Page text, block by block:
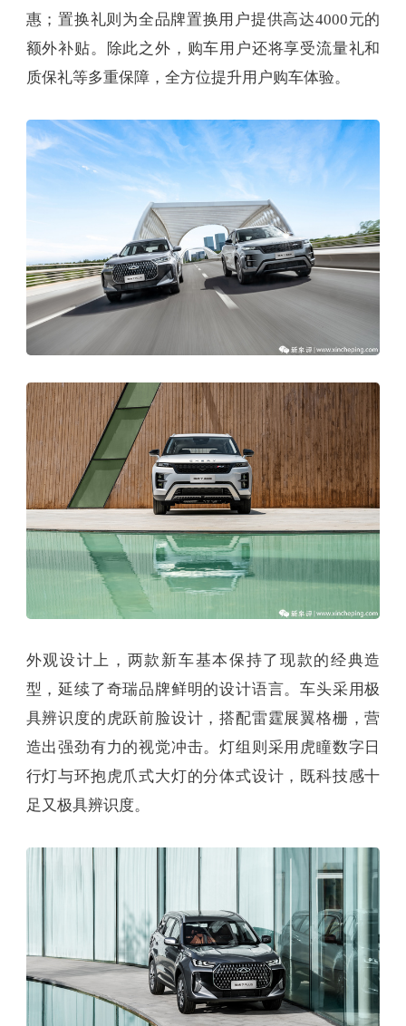
惠；置换礼则为全品牌置换用户提供高达4000元的
额外补贴。除此之外，购车用户还将享受流量礼和
质保礼等多重保障，全方位提升用户购车体验。
外观设计上，两款新车基本保持了现款的经典造
型，延续了奇瑞品牌鲜明的设计语言。车头采用极
具辨识度的虎跃前脸设计，搭配雷霆展翼格栅，营
造出强劲有力的视觉冲击。灯组则采用虎瞳数字日
行灯与环抱虎爪式大灯的分体式设计，既科技感十
足又极具辨识度。